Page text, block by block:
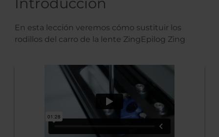
En esta lección veremos cómo sustituir los
rodillos del carro de la lente ZingEpilog Zing